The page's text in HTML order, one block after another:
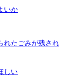
いか
れたごみが残され
しい